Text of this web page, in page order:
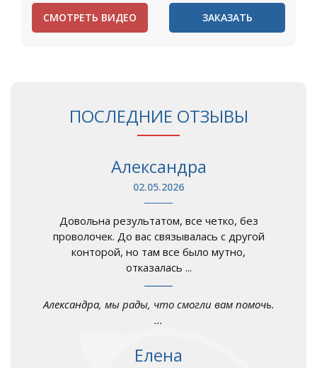
СМОТРЕТЬ ВИДЕО ЗАКАЗАТЬ
ПОСЛЕДНИЕ ОТЗЫВЫ
Александра
02.05.2026
Довольна результатом, все четко, без
проволочек. До вас связывалась с другой
конторой, но там все было мутно,
отказалась ...
Александра, мы рады, что смогли вам помочь.
...
Елена